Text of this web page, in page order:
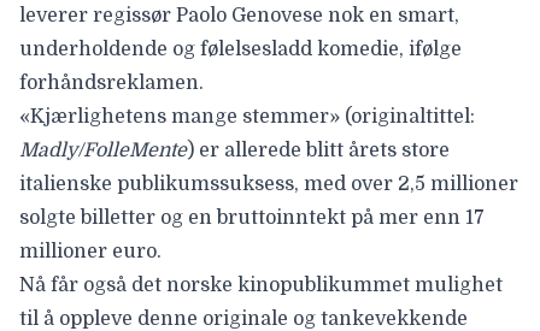
leverer regissør Paolo Genovese nok en smart,
underholdende og følelsesladd komedie, ifølge
forhåndsreklamen.
«Kjærlighetens mange stemmer» (originaltittel:
Madly/FolleMente) er allerede blitt årets store
italienske publikumssuksess, med over 2,5 millioner
solgte billetter og en bruttoinntekt på mer enn 17
millioner euro.
Nå får også det norske kinopublikummet mulighet
til å oppleve denne originale og tankevekkende